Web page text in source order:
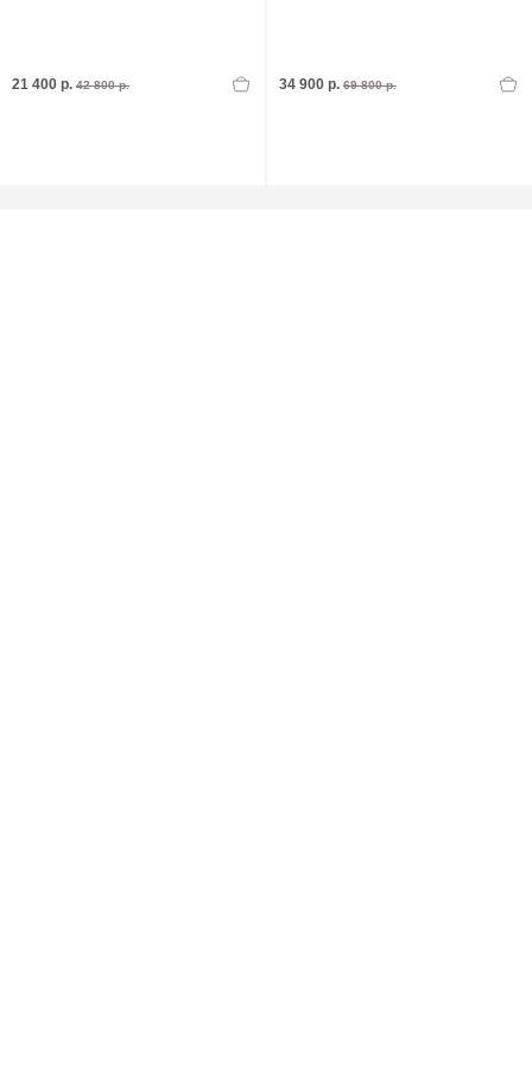
21 400 р. 42 800 р. 34 900 р. 69 800 р.